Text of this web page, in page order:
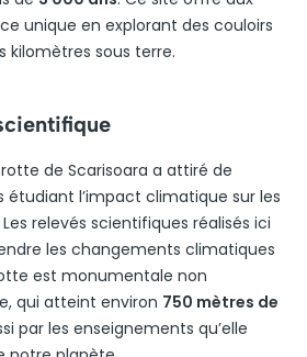
unique en explorant des couloirs
kilomètres sous terre.
de Scarisoara a attiré de
l’impact climatique sur les
relevés scientifiques réalisés ici
les changements climatiques
est monumentale non
qui atteint environ 750 mètres de
par les enseignements qu’elle